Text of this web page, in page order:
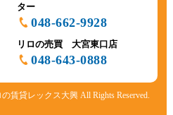
ター
048-662-9928
リロの売買 大宮東口店
048-643-0888
賃貸レックス大興 All Rights Reserved.